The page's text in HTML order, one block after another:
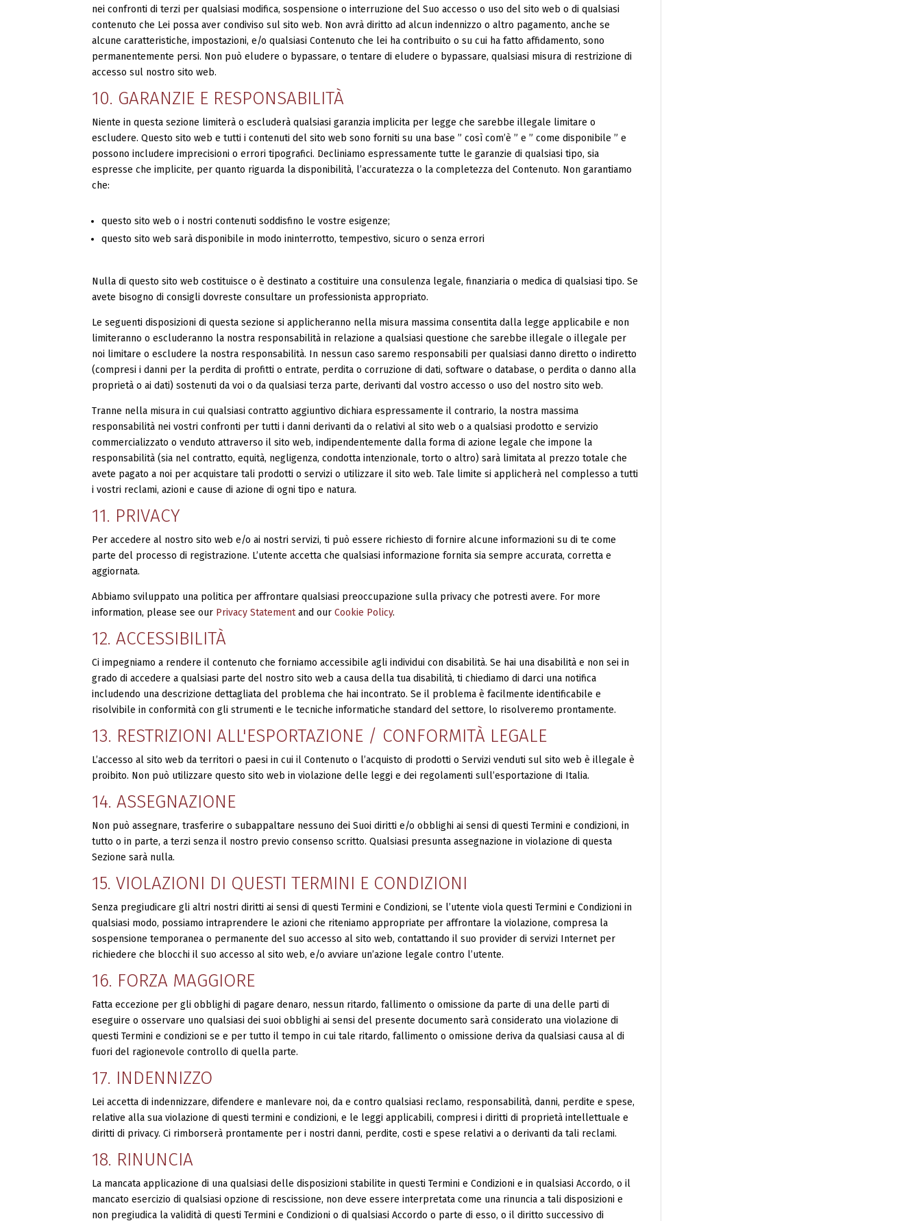
nei confronti di terzi per qualsiasi modifica, sospensione o interruzione del Suo accesso o uso del sito web o di qualsiasi
contenuto che Lei possa aver condiviso sul sito web. Non avrà diritto ad alcun indennizzo o altro pagamento, anche se
alcune caratteristiche, impostazioni, e/o qualsiasi Contenuto che lei ha contribuito o su cui ha fatto affidamento, sono
permanentemente persi. Non può eludere o bypassare, o tentare di eludere o bypassare, qualsiasi misura di restrizione di
accesso sul nostro sito web.
10. GARANZIE E RESPONSABILITÀ
Niente in questa sezione limiterà o escluderà qualsiasi garanzia implicita per legge che sarebbe illegale limitare o
escludere. Questo sito web e tutti i contenuti del sito web sono forniti su una base ” così com’è ” e ” come disponibile ” e
possono includere imprecisioni o errori tipografici. Decliniamo espressamente tutte le garanzie di qualsiasi tipo, sia
espresse che implicite, per quanto riguarda la disponibilità, l’accuratezza o la completezza del Contenuto. Non garantiamo
che:
questo sito web o i nostri contenuti soddisfino le vostre esigenze;
questo sito web sarà disponibile in modo ininterrotto, tempestivo, sicuro o senza errori
Nulla di questo sito web costituisce o è destinato a costituire una consulenza legale, finanziaria o medica di qualsiasi tipo. Se
avete bisogno di consigli dovreste consultare un professionista appropriato.
Le seguenti disposizioni di questa sezione si applicheranno nella misura massima consentita dalla legge applicabile e non
limiteranno o escluderanno la nostra responsabilità in relazione a qualsiasi questione che sarebbe illegale o illegale per
noi limitare o escludere la nostra responsabilità. In nessun caso saremo responsabili per qualsiasi danno diretto o indiretto
(compresi i danni per la perdita di profitti o entrate, perdita o corruzione di dati, software o database, o perdita o danno alla
proprietà o ai dati) sostenuti da voi o da qualsiasi terza parte, derivanti dal vostro accesso o uso del nostro sito web.
Tranne nella misura in cui qualsiasi contratto aggiuntivo dichiara espressamente il contrario, la nostra massima
responsabilità nei vostri confronti per tutti i danni derivanti da o relativi al sito web o a qualsiasi prodotto e servizio
commercializzato o venduto attraverso il sito web, indipendentemente dalla forma di azione legale che impone la
responsabilità (sia nel contratto, equità, negligenza, condotta intenzionale, torto o altro) sarà limitata al prezzo totale che
avete pagato a noi per acquistare tali prodotti o servizi o utilizzare il sito web. Tale limite si applicherà nel complesso a tutti
i vostri reclami, azioni e cause di azione di ogni tipo e natura.
11. PRIVACY
Per accedere al nostro sito web e/o ai nostri servizi, ti può essere richiesto di fornire alcune informazioni su di te come
parte del processo di registrazione. L’utente accetta che qualsiasi informazione fornita sia sempre accurata, corretta e
aggiornata.
Abbiamo sviluppato una politica per affrontare qualsiasi preoccupazione sulla privacy che potresti avere. For more
information, please see our Privacy Statementand ourCookie Policy.
12. ACCESSIBILITÀ
Ci impegniamo a rendere il contenuto che forniamo accessibile agli individui con disabilità. Se hai una disabilità e non sei in
grado di accedere a qualsiasi parte del nostro sito web a causa della tua disabilità, ti chiediamo di darci una notifica
includendo una descrizione dettagliata del problema che hai incontrato. Se il problema è facilmente identificabile e
risolvibile in conformità con gli strumenti e le tecniche informatiche standard del settore, lo risolveremo prontamente.
13. RESTRIZIONI ALL'ESPORTAZIONE / CONFORMITÀ LEGALE
L’accesso al sito web da territori o paesi in cui il Contenuto o l’acquisto di prodotti o Servizi venduti sul sito web è illegale è
proibito. Non può utilizzare questo sito web in violazione delle leggi e dei regolamenti sull’esportazione di Italia.
14. ASSEGNAZIONE
Non può assegnare, trasferire o subappaltare nessuno dei Suoi diritti e/o obblighi ai sensi di questi Termini e condizioni, in
tutto o in parte, a terzi senza il nostro previo consenso scritto. Qualsiasi presunta assegnazione in violazione di questa
Sezione sarà nulla.
15. VIOLAZIONI DI QUESTI TERMINI E CONDIZIONI
Senza pregiudicare gli altri nostri diritti ai sensi di questi Termini e Condizioni, se l’utente viola questi Termini e Condizioni in
qualsiasi modo, possiamo intraprendere le azioni che riteniamo appropriate per affrontare la violazione, compresa la
sospensione temporanea o permanente del suo accesso al sito web, contattando il suo provider di servizi Internet per
richiedere che blocchi il suo accesso al sito web, e/o avviare un’azione legale contro l’utente.
16. FORZA MAGGIORE
Fatta eccezione per gli obblighi di pagare denaro, nessun ritardo, fallimento o omissione da parte di una delle parti di
eseguire o osservare uno qualsiasi dei suoi obblighi ai sensi del presente documento sarà considerato una violazione di
questi Termini e condizioni se e per tutto il tempo in cui tale ritardo, fallimento o omissione deriva da qualsiasi causa al di
fuori del ragionevole controllo di quella parte.
17. INDENNIZZO
Lei accetta di indennizzare, difendere e manlevare noi, da e contro qualsiasi reclamo, responsabilità, danni, perdite e spese,
relative alla sua violazione di questi termini e condizioni, e le leggi applicabili, compresi i diritti di proprietà intellettuale e
diritti di privacy. Ci rimborserà prontamente per i nostri danni, perdite, costi e spese relativi a o derivanti da tali reclami.
18. RINUNCIA
La mancata applicazione di una qualsiasi delle disposizioni stabilite in questi Termini e Condizioni e in qualsiasi Accordo, o il
mancato esercizio di qualsiasi opzione di rescissione, non deve essere interpretata come una rinuncia a tali disposizioni e
non pregiudica la validità di questi Termini e Condizioni o di qualsiasi Accordo o parte di esso, o il diritto successivo di